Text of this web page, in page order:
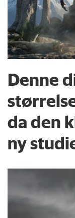
Denne
da den
ny